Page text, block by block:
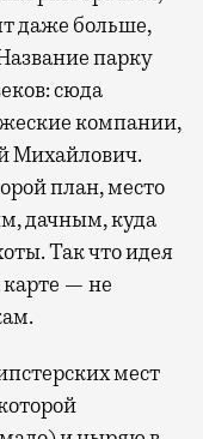
даже больше,
парку
сюда
компании,
Михайлович.
план, место
дачным, куда
Так что идея
карте — не
мест